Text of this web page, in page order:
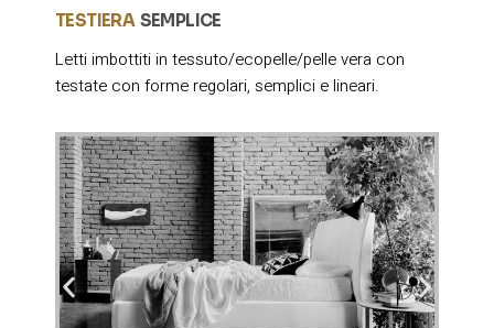
TESTIERA SEMPLICE
Letti imbottiti in tessuto/ecopelle/pelle vera con
testate con forme regolari, semplici e lineari.